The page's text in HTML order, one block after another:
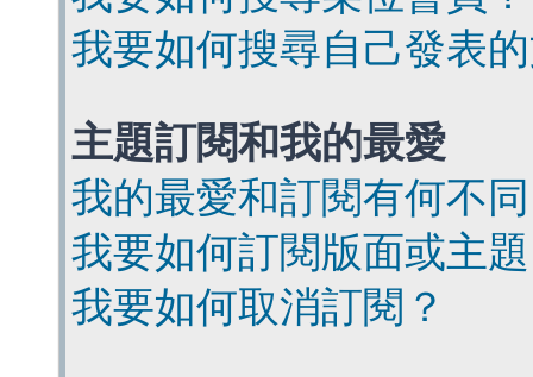
我要如何搜尋自己發表
主題訂閱和我的最愛
我的最愛和訂閱有何不
我要如何訂閱版面或主
我要如何取消訂閱？